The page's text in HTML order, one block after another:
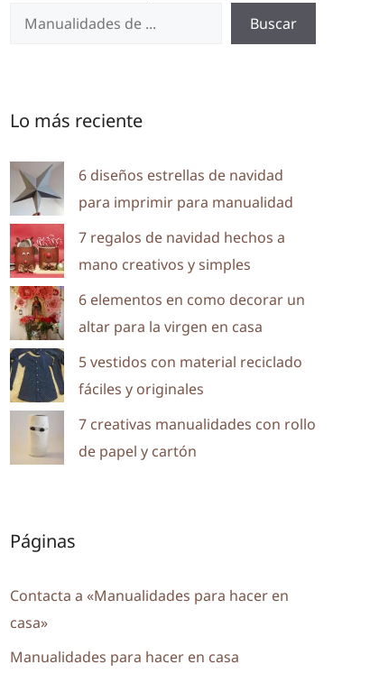
Buscar
Lo más reciente
6 diseños estrellas de navidad
para imprimir para manualidad
7 regalos de navidad hechos a
mano creativos y simples
6 elementos en como decorar un
altar para la virgen en casa
5 vestidos con material reciclado
fáciles y originales
7 creativas manualidades con rollo
de papel y cartón
Páginas
Contacta a «Manualidades para hacer en
casa»
Manualidades para hacer en casa